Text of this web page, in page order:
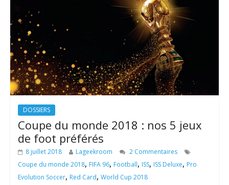
DOSSIERS
Coupe du monde 2018 : nos 5 jeux
de foot préférés
8 juillet 2018 Lageekroom
2 Commentaires
Coupe du monde 2018, FIFA 96, Football, ISS, ISS Deluxe, Pro
Evolution Soccer, Red Card, World Cup 2018